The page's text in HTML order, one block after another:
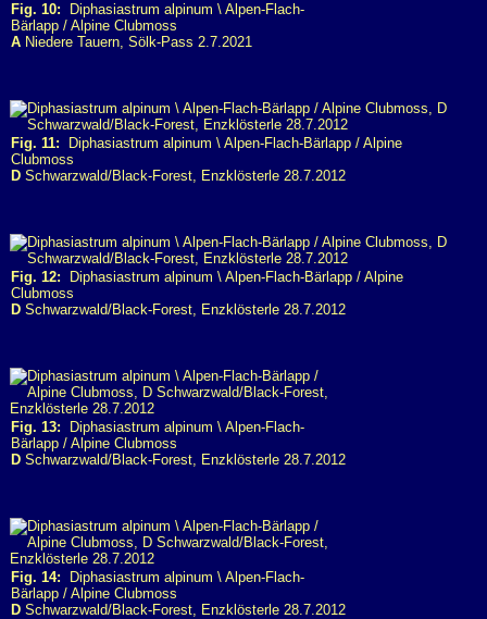
Fig. 10: Diphasiastrum alpinum \ Alpen-Flach-
Bärlapp / Alpine Clubmoss
A Niedere Tauern, Sölk-Pass 2.7.2021
Fig. 11: Diphasiastrum alpinum \ Alpen-Flach-Bärlapp / Alpine
Clubmoss
D Schwarzwald/Black-Forest, Enzklösterle 28.7.2012
Fig. 12: Diphasiastrum alpinum \ Alpen-Flach-Bärlapp / Alpine
Clubmoss
D Schwarzwald/Black-Forest, Enzklösterle 28.7.2012
Fig. 13: Diphasiastrum alpinum \ Alpen-Flach-
Bärlapp / Alpine Clubmoss
D Schwarzwald/Black-Forest, Enzklösterle 28.7.2012
Fig. 14: Diphasiastrum alpinum \ Alpen-Flach-
Bärlapp / Alpine Clubmoss
D Schwarzwald/Black-Forest, Enzklösterle 28.7.2012